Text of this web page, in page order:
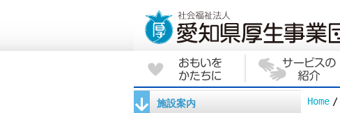
Home
施設案内